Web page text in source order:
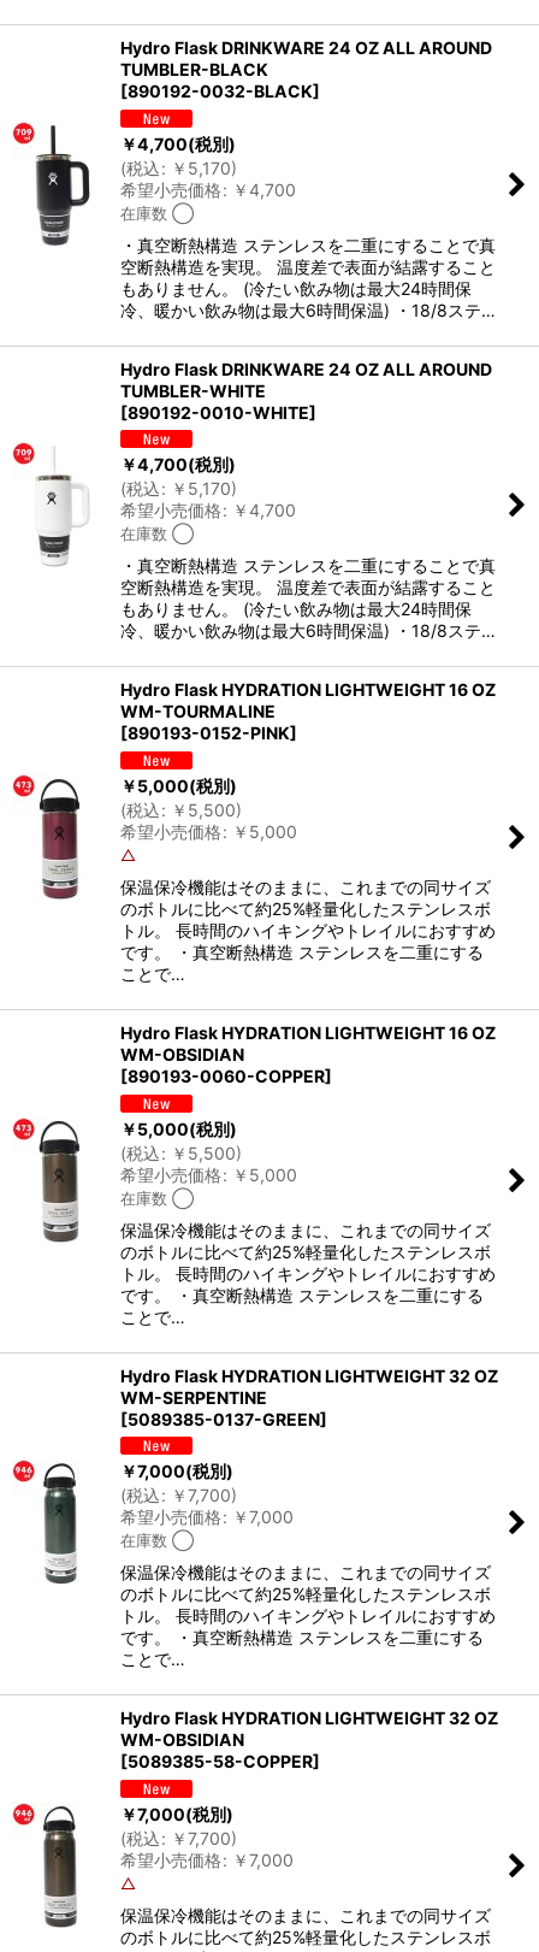
Hydro Flask DRINKWARE 24 OZ ALL AROUND
TUMBLER-BLACK
[890192-0032-BLACK]
￥4,700(税別)
(税込: ￥ 5,170)
希望小売価格: ￥4,700
在庫数 ◯
・真空断熱構造 ステンレスを二重にすることで真
空断熱構造を実現。 温度差で表面が結露すること
もありません。 (冷たい飲み物は最大24時間保
冷、暖かい飲み物は最大6時間保温) ・18/8ステ…
Hydro Flask DRINKWARE 24 OZ ALL AROUND
TUMBLER-WHITE
[890192-0010-WHITE]
￥4,700(税別)
(税込: ￥ 5,170)
希望小売価格: ￥4,700
在庫数 ◯
・真空断熱構造 ステンレスを二重にすることで真
空断熱構造を実現。 温度差で表面が結露すること
もありません。 (冷たい飲み物は最大24時間保
冷、暖かい飲み物は最大6時間保温) ・18/8ステ…
Hydro Flask HYDRATION LIGHTWEIGHT 16 OZ
WM-TOURMALINE
[890193-0152-PINK]
￥5,000(税別)
(税込: ￥ 5,500)
希望小売価格: ￥ 5,000
△
保温保冷機能はそのままに、これまでの同サイズ
のボトルに比べて約25%軽量化したステンレスボ
トル。 長時間のハイキングやトレイルにおすすめ
です。 ・真空断熱構造 ステンレスを二重にする
ことで…
Hydro Flask HYDRATION LIGHTWEIGHT 16 OZ
WM-OBSIDIAN
[890193-0060-COPPER]
￥5,000(税別)
(税込: ￥ 5,500)
希望小売価格: ￥ 5,000
在庫数 ◯
保温保冷機能はそのままに、これまでの同サイズ
のボトルに比べて約25%軽量化したステンレスボ
トル。 長時間のハイキングやトレイルにおすすめ
です。 ・真空断熱構造 ステンレスを二重にする
ことで…
Hydro Flask HYDRATION LIGHTWEIGHT 32 OZ
WM-SERPENTINE
[5089385-0137-GREEN]
￥7,000(税別)
(税込: ￥7,700)
希望小売価格: ￥7,000
在庫数 ◯
保温保冷機能はそのままに、これまでの同サイズ
のボトルに比べて約25%軽量化したステンレスボ
トル。 長時間のハイキングやトレイルにおすすめ
です。 ・真空断熱構造 ステンレスを二重にする
ことで…
Hydro Flask HYDRATION LIGHTWEIGHT 32 OZ
WM-OBSIDIAN
[5089385-58-COPPER]
￥7,000(税別)
(税込: ￥7,700)
希望小売価格: ￥7,000
△
保温保冷機能はそのままに、これまでの同サイズ
のボトルに比べて約25%軽量化したステンレスボ